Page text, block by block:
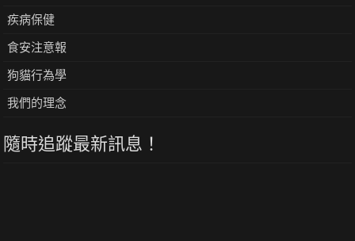
疾病保健
食安注意報
狗貓行為學
我們的理念
隨時追蹤最新訊息！